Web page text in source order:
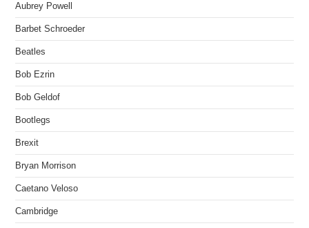
Aubrey Powell
Barbet Schroeder
Beatles
Bob Ezrin
Bob Geldof
Bootlegs
Brexit
Bryan Morrison
Caetano Veloso
Cambridge